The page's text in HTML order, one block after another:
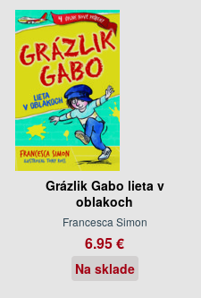
Grázlik Gabo lieta v
oblakoch
Francesca Simon
6.95 €
Na sklade